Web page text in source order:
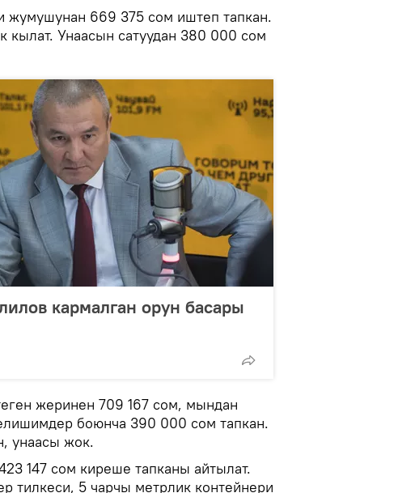
жумушунан 669 375 сом иштеп тапкан.
кылат. Унаасын сатуудан 380 000 сом
кармалган орун басары
жеринен 709 167 сом, мындан
боюнча 390 000 сом тапкан.
унаасы жок.
147 сом киреше тапканы айтылат.
тилкеси, 5 чарчы метрлик контейнери